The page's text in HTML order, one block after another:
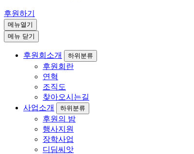
후원하기
메뉴열기
메뉴 닫기
후원회소개 하위분류
후원회란
연혁
조직도
찾아오시는길
사업소개
하위분류
후원의 밤
행사지원
장학사업
디딤씨앗